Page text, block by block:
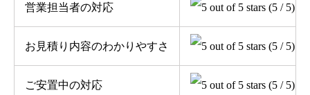
営業担当者の対応 (5 / 5)
お見積り内容のわかりやすさ (5 / 5)
ご安置中の対応 (5 / 5)